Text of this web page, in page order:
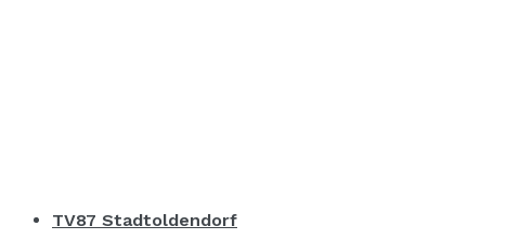
TV87 Stadtoldendorf